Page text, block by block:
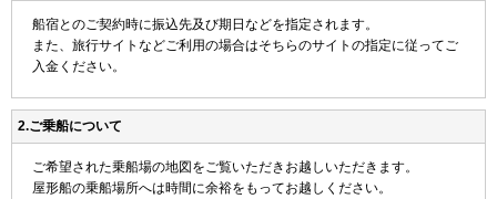
船宿とのご契約時に振込先及び期日などを指定されます。
また、旅行サイトなどご利用の場合はそちらのサイトの指定に従ってご
入金ください。
2.ご乗船について
ご希望された乗船場の地図をご覧いただきお越しいただきます。
屋形船の乗船場所へは時間に余裕をもってお越しください。